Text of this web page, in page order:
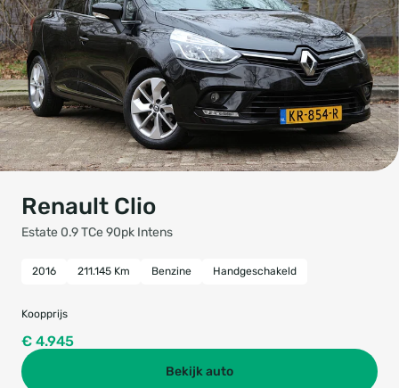
Renault Clio
Estate 0.9 TCe 90pk Intens
2016 211.145 Km Benzine Handgeschakeld
Koopprijs
€ 4.945
Bekijk auto